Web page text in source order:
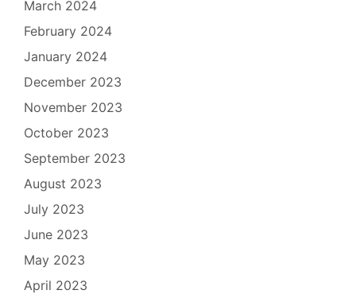
March 2024
February 2024
January 2024
December 2023
November 2023
October 2023
September 2023
August 2023
July 2023
June 2023
May 2023
April 2023